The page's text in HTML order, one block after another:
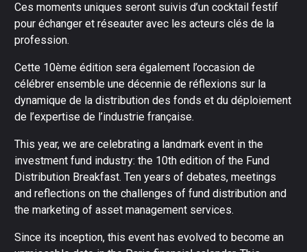
Ces moments uniques seront suivis d’un cocktail festif
pour échanger et réseauter avec les acteurs clés de la
profession.
Cette 10ème édition sera également l’occasion de
célébrer ensemble une décennie de réflexions sur la
dynamique de la distribution des fonds et du déploiement
de l’expertise de l’industrie française.
This year, we are celebrating a landmark event in the
investment fund industry: the 10th edition of the Fund
Distribution Breakfast. Ten years of debates, meetings
and reflections on the challenges of fund distribution and
the marketing of asset management services.
Since its inception, this event has evolved to become an